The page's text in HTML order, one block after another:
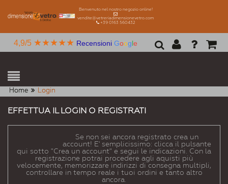
Benvenuto nel nostro negozio online!
vendite@vetreriadimensionevetro.com
+39 0163 560432
4,9/5 ★★★★★ Recensioni Google
Home Login
EFFETTUA IL LOGIN O REGISTRATI
Se non sei ancora registrato crea un
account! E' semplicissimo: clicca il pulsante
qui sotto "Crea un account" e segui le indicazioni. Con la
registrazione potrai procedere agli aquisti più
velocemente, memorizzare indirizzi di consegna multipli,
controllare in tempo reale i tuoi ordini e tanto altro
ancora.